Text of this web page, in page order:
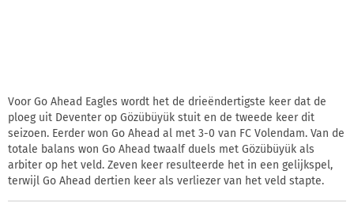
Voor Go Ahead Eagles wordt het de drieëndertigste keer dat de
ploeg uit Deventer op Gözübüyük stuit en de tweede keer dit
seizoen. Eerder won Go Ahead al met 3-0 van FC Volendam. Van de
totale balans won Go Ahead twaalf duels met Gözübüyük als
arbiter op het veld. Zeven keer resulteerde het in een gelijkspel,
terwijl Go Ahead dertien keer als verliezer van het veld stapte.